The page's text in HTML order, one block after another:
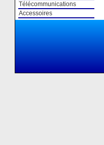
Télécommunications
Accessoires